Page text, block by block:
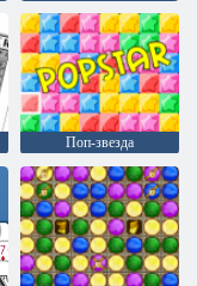
Поп-звезда